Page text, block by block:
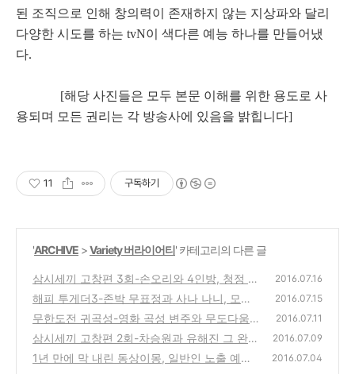
된 조직으로 인해 창의력이 존재하지 않는 지상파와 달리
다양한 시도를 하는 tvN이 색다른 예능 하나를 만들어냈
다.
[해당 사진들은 모두 본문 이해를 위한 용도로 사
용되며 모든 권리는 각 방송사에 있음을 밝힙니다]
11 구독하기
'ARCHIVE >Variety 버라이어티' 카테고리의 다른 글
삼시세끼 고창편 3회-손오리와 4인방, 청정 예
능의 기준을 새롭게 세웠다
(0)
2016.07.16
해피 투게더3-존박 무표정과 사나 나니, 모두
를 놀라게 만든 특급 예능감
(0)
2016.07.15
무한도전 귀곡성-영화 곡성 변주와 무도다움
을 담은 납량특집이 반갑다
(0)
2016.07.11
삼시세끼 고창편 2회-차승원과 유해진 그 완성
체가 들려주는 작아서 큰 행복
(0)
2016.07.09
1년 만에 막 내린 동상이몽, 일반인 노출 예능
2016.07.04